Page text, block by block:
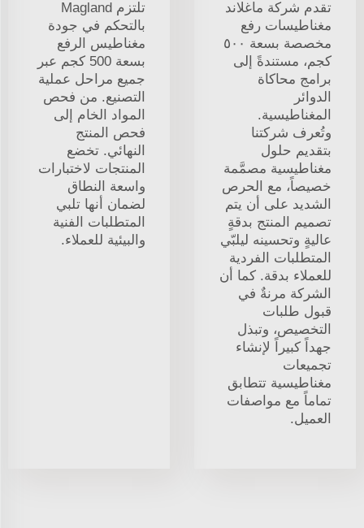
تقدم شركة ماغلاند
مغناطيسات رفع
مخصصة بسعة ٥٠٠
كجم، مستندةً إلى
برامج محاكاة
الدوائر
المغناطيسية.
وتُعرف شركتنا
بتقديم حلول
مغناطيسية مصمَّمة
خصيصاً، مع الحرص
الشديد على أن يتم
تصميم المنتج بدقةٍ
عاليةٍ وتحسينه ليلبّي
المتطلبات الفردية
للعملاء بدقة. كما أن
الشركة مرنةٌ في
قبول طلبات
التخصيص، وتبذل
جهداً كبيراً لإنشاء
تجميعات
مغناطيسية تتطابق
تماماً مع مواصفات
العميل.
تلتزم Magland
بالتحكم في جودة
مغناطيس الرفع
بسعة 500 كجم عبر
جميع مراحل عملية
التصنيع. من فحص
المواد الخام إلى
فحص المنتج
النهائي. تخضع
المنتجات لاختبارات
واسعة النطاق
لضمان أنها تلبي
المتطلبات الفنية
والبيئية للعملاء.